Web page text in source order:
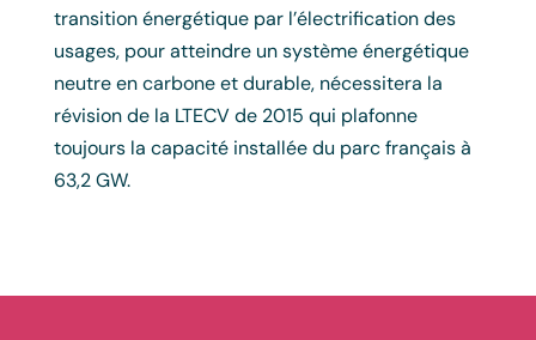
transition énergétique par l’électrification des
usages, pour atteindre un système énergétique
neutre en carbone et durable, nécessitera la
révision de la LTECV de 2015 qui plafonne
toujours la capacité installée du parc français à
63,2 GW.